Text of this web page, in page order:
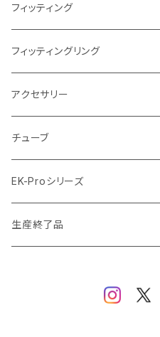
ラジエーターサイズ360mm
ラジエーターサイズ420mm
ラジエーターサイズ480mm
ラジエーターサイズ560mm
FANサイズ140mm
ディストロプレート
フィッティング
ニッケル Nickel
サテンチタン SatinTitan
ブラック Black
ブラックニッケル BlackNickel
ゴールド Gold
フィッティングリング
アクセサリー
クーラント
マウスパッド
ツール
チューブ
材質
ハード（PETG）
サイズ（OD:外径 / ID:内径）
EK-Proシリーズ
生産終了品